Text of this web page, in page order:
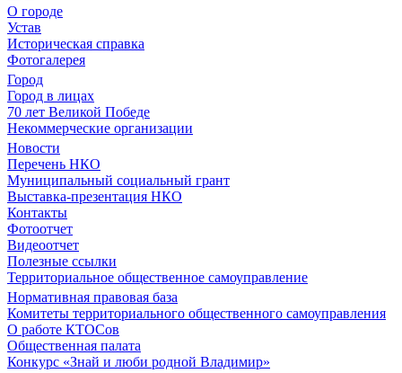
О городе
Устав
Историческая справка
Фотогалерея
Город
Город в лицах
70 лет Великой Победе
Некоммерческие организации
Новости
Перечень НКО
Муниципальный социальный грант
Выставка-презентация НКО
Контакты
Фотоотчет
Видеоотчет
Полезные ссылки
Территориальное общественное самоуправление
Нормативная правовая база
Комитеты территориального общественного самоуправления
О работе КТОСов
Общественная палата
Конкурс «Знай и люби родной Владимир»